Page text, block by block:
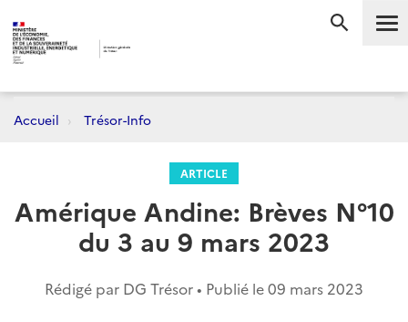
Accueil Trésor-Info
ARTICLE
Amérique Andine: Brèves N°10
du 3 au 9 mars 2023
Rédigé par DG Trésor • Publié le09 mars 2023